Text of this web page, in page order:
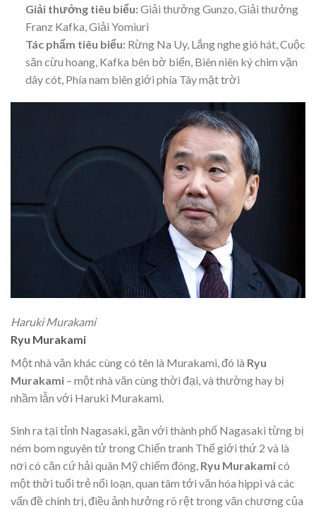
Giải thưởng tiêu biểu:Giải thưởng Gunzo, Giải thưởng
Franz Kafka, Giải Yomiuri
Tác phẩm tiêu biểu:Rừng Na Uy, Lắng nghe gió hát, Cuộc
săn cừu hoang, Kafka bên bờ biển, Biên niên ký chim vặn
dây cót, Phía nam biên giới phía Tây mặt trời
Haruki Murakami
Ryu Murakami
Một nhà văn khác cùng có tên là Murakami, đó là Ryu
Murakami – một nhà văn cùng thời đại, và thường hay bị
nhầm lẫn với Haruki Murakami.
Sinh ra tại tỉnh Nagasaki, gần với thành phố Nagasaki từng bị
ném bom nguyên tử trong Chiến tranh Thế giới thứ 2 và là
nơi có căn cứ hải quân Mỹ chiếm đóng, Ryu Murakamicó
một thời tuổi trẻ nổi loạn, quan tâm tới văn hóa hippi và các
vấn đề chính trị, điều ảnh hưởng rõ rệt trong văn chương của